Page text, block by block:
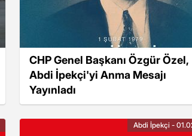
CHP Genel Başkanı Özgür Özel,
Abdi İpekçi'yi Anma Mesajı
Yayınladı
Abdi İpekçi -